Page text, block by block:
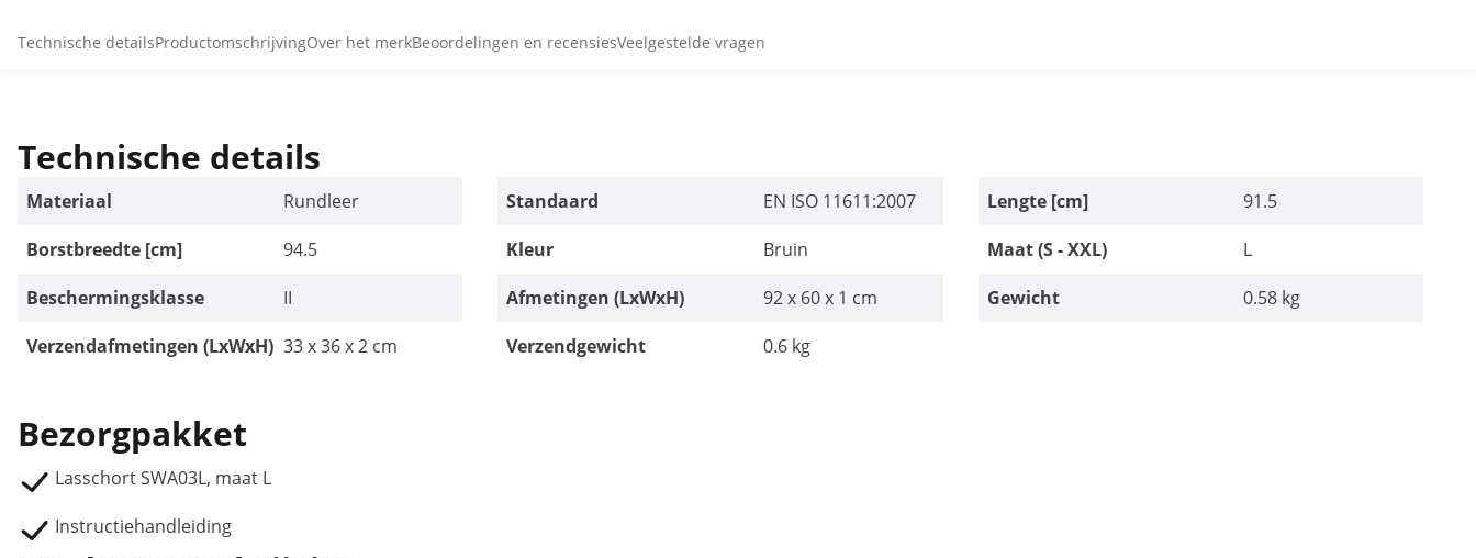
Technische detailsProductomschrijvingOver het merkBeoordelingen en recensiesVeelgestelde vragen
Technische details
Materiaal Rundleer Standaard EN ISO 11611:2007 Lengte [cm]
91.5
Borstbreedte [cm]
94.5 Kleur Bruin Maat (S - XXL)
L
Beschermingsklasse
II Afmetingen (LxWxH) 92 x 60 x 1 cm Gewicht
0.58 kg
Verzendafmetingen (LxWxH) 33 x 36 x 2 cm Verzendgewicht 0.6 kg
Bezorgpakket
Lasschort SWA03L, maat L
Instructiehandleiding